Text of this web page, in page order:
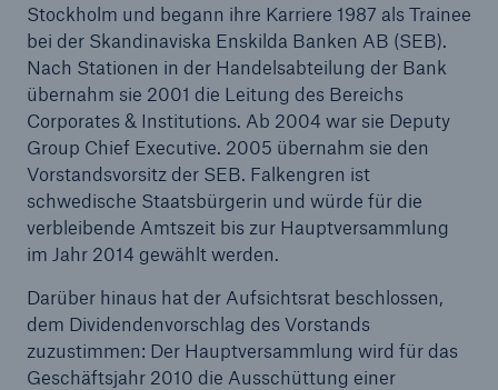
Stockholm und begann ihre Karriere 1987 als Trainee
bei der Skandinaviska Enskilda Banken AB (SEB).
Nach Stationen in der Handelsabteilung der Bank
übernahm sie 2001 die Leitung des Bereichs
Corporates & Institutions. Ab 2004 war sie Deputy
Group Chief Executive. 2005 übernahm sie den
Vorstandsvorsitz der SEB. Falkengren ist
schwedische Staatsbürgerin und würde für die
verbleibende Amtszeit bis zur Hauptversammlung
im Jahr 2014 gewählt werden.
Darüber hinaus hat der Aufsichtsrat beschlossen,
dem Dividendenvorschlag des Vorstands
zuzustimmen: Der Hauptversammlung wird für das
Geschäftsjahr 2010 die Ausschüttung einer
Reinsurance Property/Casualty
Marine Trend Radar 2025